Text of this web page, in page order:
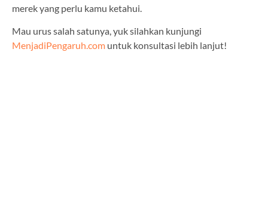
merek yang perlu kamu ketahui.
Mau urus salah satunya, yuk silahkan kunjungi
MenjadiPengaruh.com untuk konsultasi lebih lanjut!